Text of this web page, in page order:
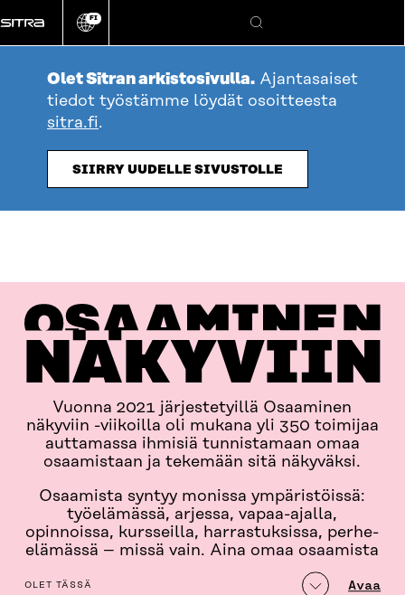
suoraan
sisältöön
Vaihda
kieli
FI
Hae
Olet Sitran arkistosivulla. Ajantasaiset
tiedot työstämme löydät osoitteesta
sitra.fi.
SIIRRY UUDELLE SIVUSTOLLE
Vuonna 2021 järjestetyillä Osaaminen
näkyviin -viikoilla oli mukana yli 350 toimijaa
auttamassa ihmisiä tunnistamaan omaa
osaamistaan ja tekemään sitä näkyväksi.
Osaamista syntyy monissa ympäristöissä:
työelämässä, arjessa, vapaa-ajalla,
opinnoissa, kursseilla, harrastuksissa, perhe-
elämässä – missä vain. Aina omaa osaamista
table_of_contents
OLET TÄSSÄ Avaa